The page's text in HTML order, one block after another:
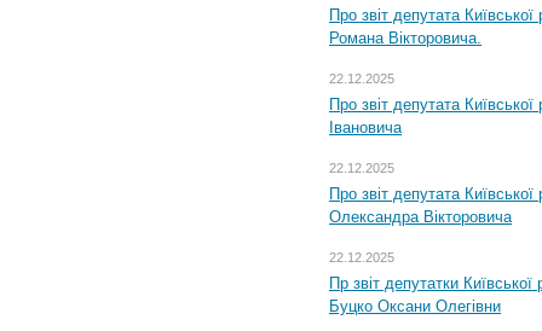
Про звіт депутата
Романа Вікторовича.
22.12.2025
Про звіт депутата
Івановича
22.12.2025
Про звіт депутата
Олександра Вікторовича
22.12.2025
Пр звіт депутатки
Буцко Оксани Олегівни